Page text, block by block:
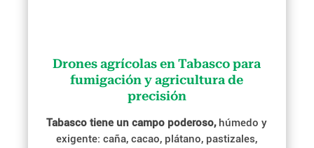
Drones agrícolas en Tabasco para
fumigación y agricultura de
precisión
Tabasco tiene un campo poderoso,húmedo y
exigente: caña, cacao, plátano, pastizales,